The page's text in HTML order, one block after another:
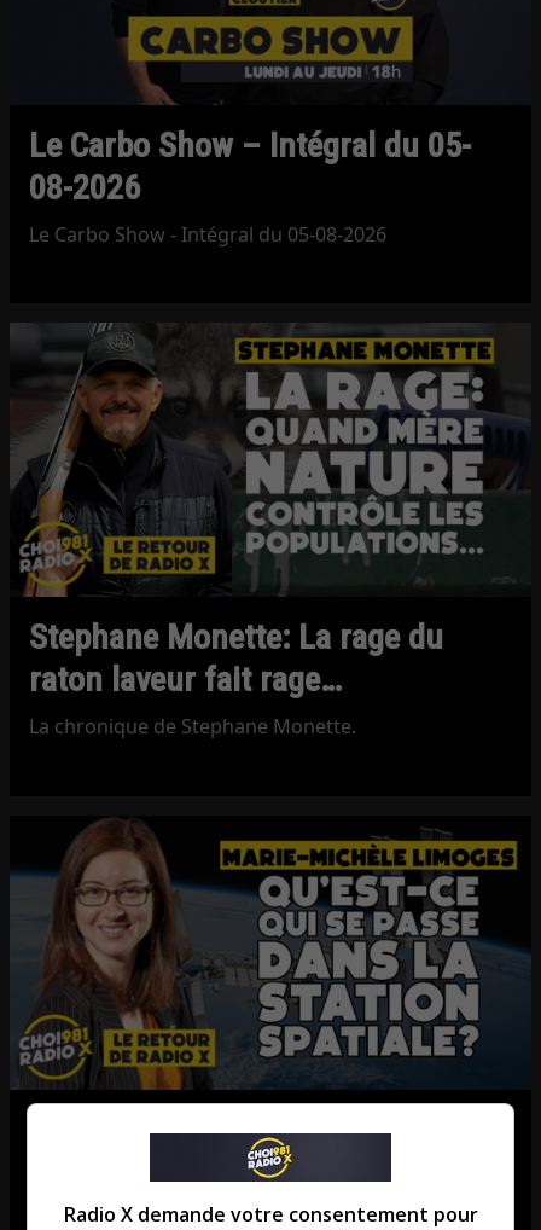
Le Carbo Show – Intégral du 05-
08-2026
Le Carbo Show - Intégral du 05-08-2026
Stephane Monette: La rage du
raton laveur fait rage…
La chronique de Stephane Monette.
Marie-Michèle Limoges: Un
Canadien retourne sur la Station
Spatiale!
Radio X demande votre consentement pour